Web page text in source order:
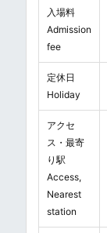
入場料
Admission
fee
定休日
Holiday
アクセ
ス・最寄
り駅
Access,
Nearest
station